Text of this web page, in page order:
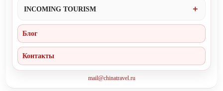
INCOMING TOURISM
Блог
Контакты
mail@chinatravel.ru